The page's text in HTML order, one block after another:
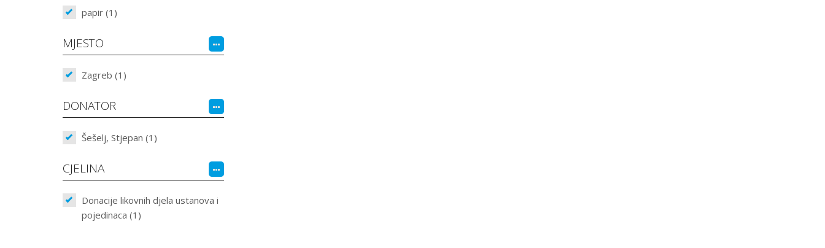
papir (1)
MJESTO
Zagreb (1)
DONATOR
Šešelj, Stjepan (1)
CJELINA
Donacije likovnih djela ustanova i
pojedinaca (1)